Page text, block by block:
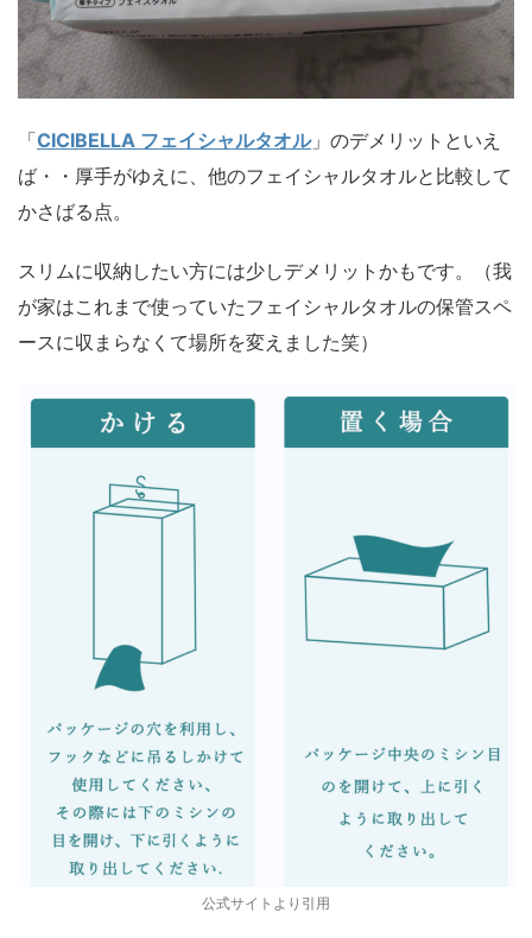
「CICIBELLA フェイシャルタオル」のデメリットといえ
ば・・厚手がゆえに、他のフェイシャルタオルと比較して
かさばる点。
スリムに収納したい方には少しデメリットかもです。（我
が家はこれまで使っていたフェイシャルタオルの保管スペ
ースに収まらなくて場所を変えました笑）
公式サイトより引用